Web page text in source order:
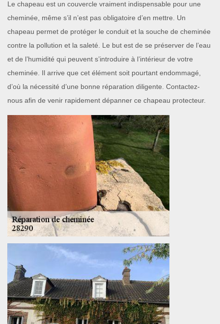
Le chapeau est un couvercle vraiment indispensable pour une
cheminée, même s’il n’est pas obligatoire d’en mettre. Un
chapeau permet de protéger le conduit et la souche de cheminée
contre la pollution et la saleté. Le but est de se préserver de l’eau
et de l’humidité qui peuvent s’introduire à l’intérieur de votre
cheminée. Il arrive que cet élément soit pourtant endommagé,
d’où la nécessité d’une bonne réparation diligente. Contactez-
nous afin de venir rapidement dépanner ce chapeau protecteur.